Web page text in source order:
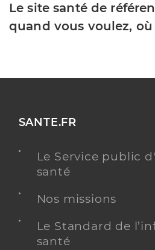
Le site santé de
quand vous voulez,
SANTE.FR
Le Service public
santé
Nos missions
Le Standard de
santé